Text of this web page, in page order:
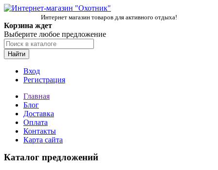
Интернет магазин товаров для активного отдыха!
Корзина ждет
Выберите любое предложение
Найти
Вход
Регистрация
Главная
Блог
Доставка
Оплата
Контакты
Карта сайта
Каталог предложений